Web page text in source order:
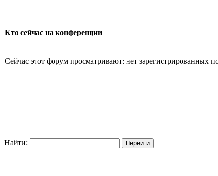
Кто сейчас на конференции
Сейчас этот форум просматривают: нет зарегистрированных
Найти: